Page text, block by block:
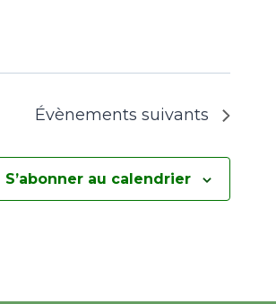
Évènements suivants
S’abonner au calendrier